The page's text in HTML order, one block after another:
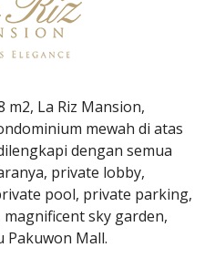
m2, La Riz Mansion,
mewah di atas
dengan semua
private lobby,
pool, private parking,
sky garden,
Pakuwon Mall.